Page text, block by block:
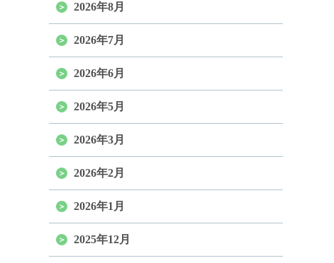
2026年8月
2026年7月
2026年6月
2026年5月
2026年3月
2026年2月
2026年1月
2025年12月